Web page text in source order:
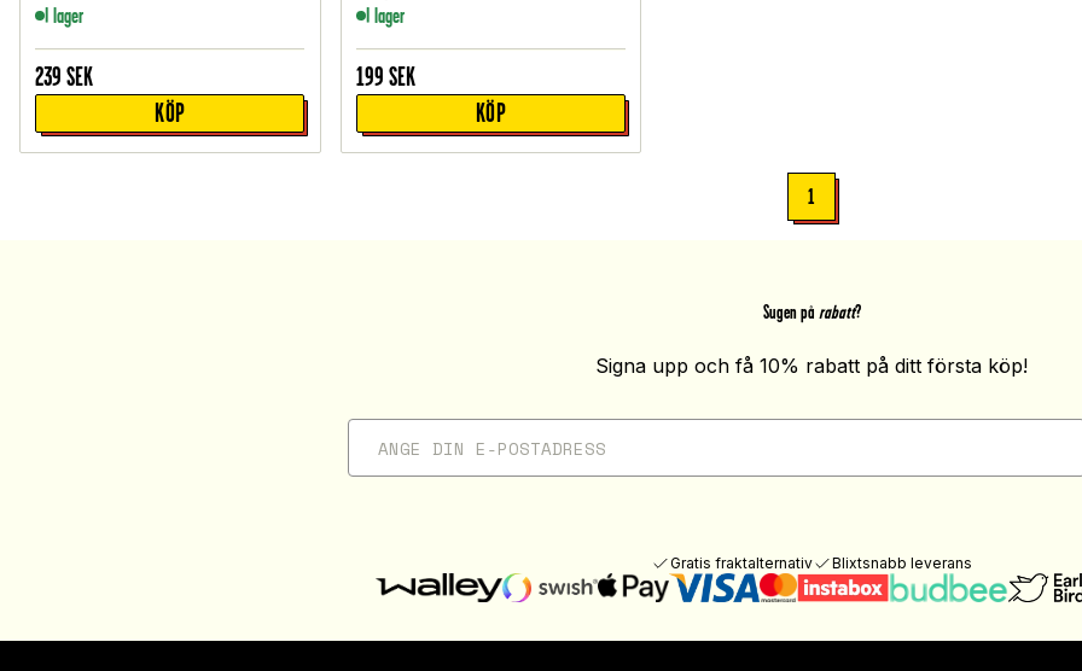
I lager
239 SEK
KÖP
I lager
199 SEK
KÖP
1
Sugen på rabatt?
Signa upp och få 10% rabatt på ditt första köp!
Gratis fraktalternativ Blixtsnabb leverans